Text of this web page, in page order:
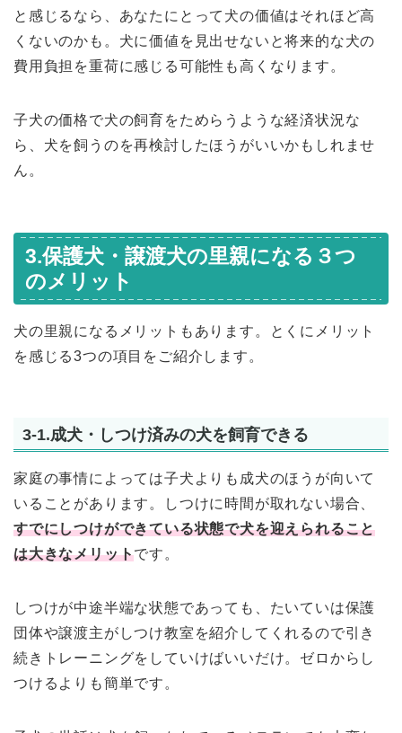
と感じるなら、あなたにとって犬の価値はそれほど高
くないのかも。犬に価値を見出せないと将来的な犬の
費用負担を重荷に感じる可能性も高くなります。
子犬の価格で犬の飼育をためらうような経済状況な
ら、犬を飼うのを再検討したほうがいいかもしれませ
ん。
3.保護犬・譲渡犬の里親になる３つ
のメリット
犬の里親になるメリットもあります。とくにメリット
を感じる3つの項目をご紹介します。
3-1.成犬・しつけ済みの犬を飼育できる
家庭の事情によっては子犬よりも成犬のほうが向いて
いることがあります。しつけに時間が取れない場合、
すでにしつけができている状態で犬を迎えられること
は大きなメリットです。
しつけが中途半端な状態であっても、たいていは保護
団体や譲渡主がしつけ教室を紹介してくれるので引き
続きトレーニングをしていけばいいだけ。ゼロからし
つけるよりも簡単です。